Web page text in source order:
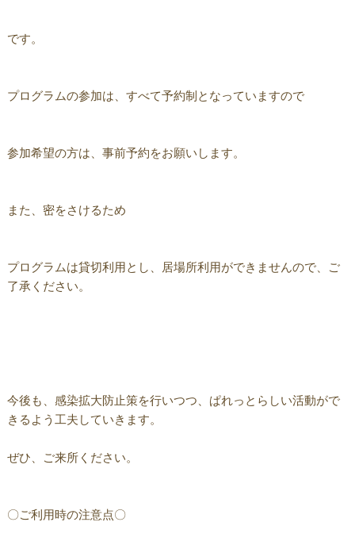
です。
プログラムの参加は、すべて予約制となっていますので
参加希望の方は、事前予約をお願いします。
また、密をさけるため
プログラムは貸切利用とし、居場所利用ができませんので、ご
了承ください。
今後も、感染拡大防止策を行いつつ、ぱれっとらしい活動がで
きるよう工夫していきます。
ぜひ、ご来所ください。
〇ご利用時の注意点〇